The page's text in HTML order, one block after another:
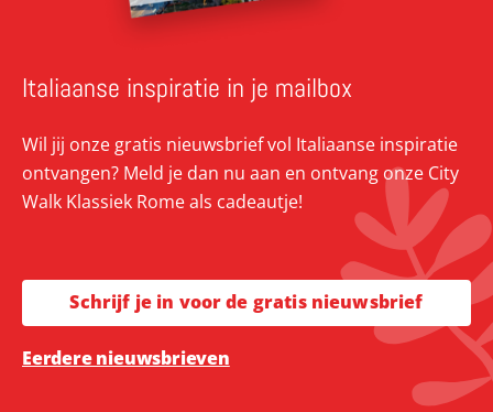
Italiaanse inspiratie in je mailbox
Wil jij onze gratis nieuwsbrief vol Italiaanse inspiratie
ontvangen? Meld je dan nu aan en ontvang onze City
Walk Klassiek Rome als cadeautje!
Schrijf je in voor de gratis nieuwsbrief
Eerdere nieuwsbrieven